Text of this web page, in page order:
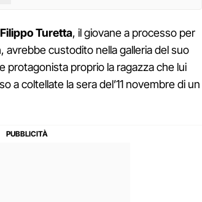
Filippo Turetta, il giovane a processo per
, avrebbe custodito nella galleria del suo
protagonista proprio la ragazza che lui
a coltellate la sera del’11 novembre di un